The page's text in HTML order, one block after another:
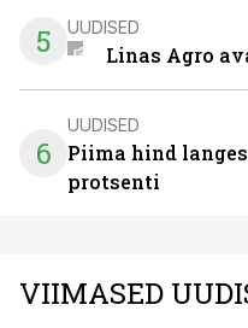
5 UUDISED
Linas Agro
6
UUDISED
Piima hind
protsenti
VIIMASED